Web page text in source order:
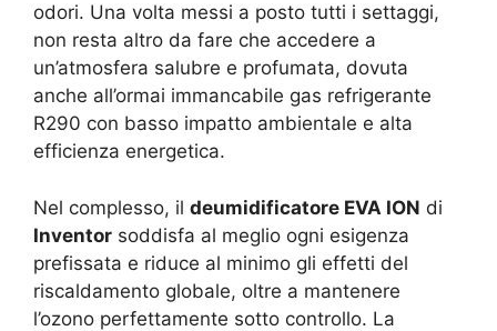
odori. Una volta messi a posto tutti i settaggi,
non resta altro da fare che accedere a
un’atmosfera salubre e profumata, dovuta
anche all’ormai immancabile gas refrigerante
R290 con basso impatto ambientale e alta
efficienza energetica.
Nel complesso, il deumidificatore EVA ION di
Inventor soddisfa al meglio ogni esigenza
prefissata e riduce al minimo gli effetti del
riscaldamento globale, oltre a mantenere
l’ozono perfettamente sotto controllo. La